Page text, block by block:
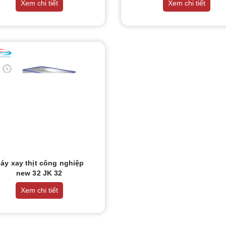
Xem chi tiết Xem chi tiết
xay thịt công nghiệp
new 32 JK 32
Xem chi tiết